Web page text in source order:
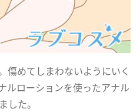
傷めてしまわないようにいく
ルローションを使ったアナル
した。